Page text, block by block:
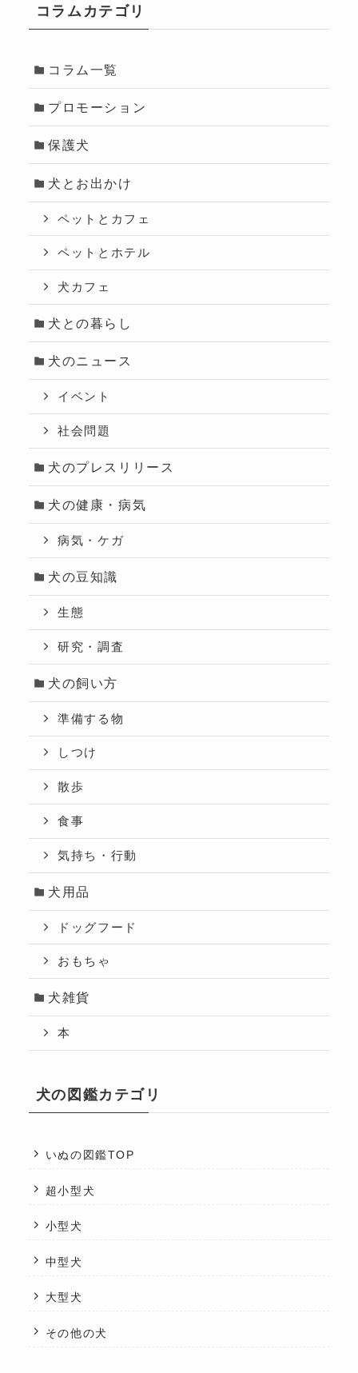
コラムカテゴリ
コラム一覧
プロモーション
保護犬
犬とお出かけ
ペットとカフェ
ペットとホテル
犬カフェ
犬との暮らし
犬のニュース
イベント
社会問題
犬のプレスリリース
犬の健康・病気
病気・ケガ
犬の豆知識
生態
研究・調査
犬の飼い方
準備する物
しつけ
散歩
食事
気持ち・行動
犬用品
ドッグフード
おもちゃ
犬雑貨
本
犬の図鑑カテゴリ
いぬの図鑑TOP
超小型犬
小型犬
中型犬
大型犬
その他の犬